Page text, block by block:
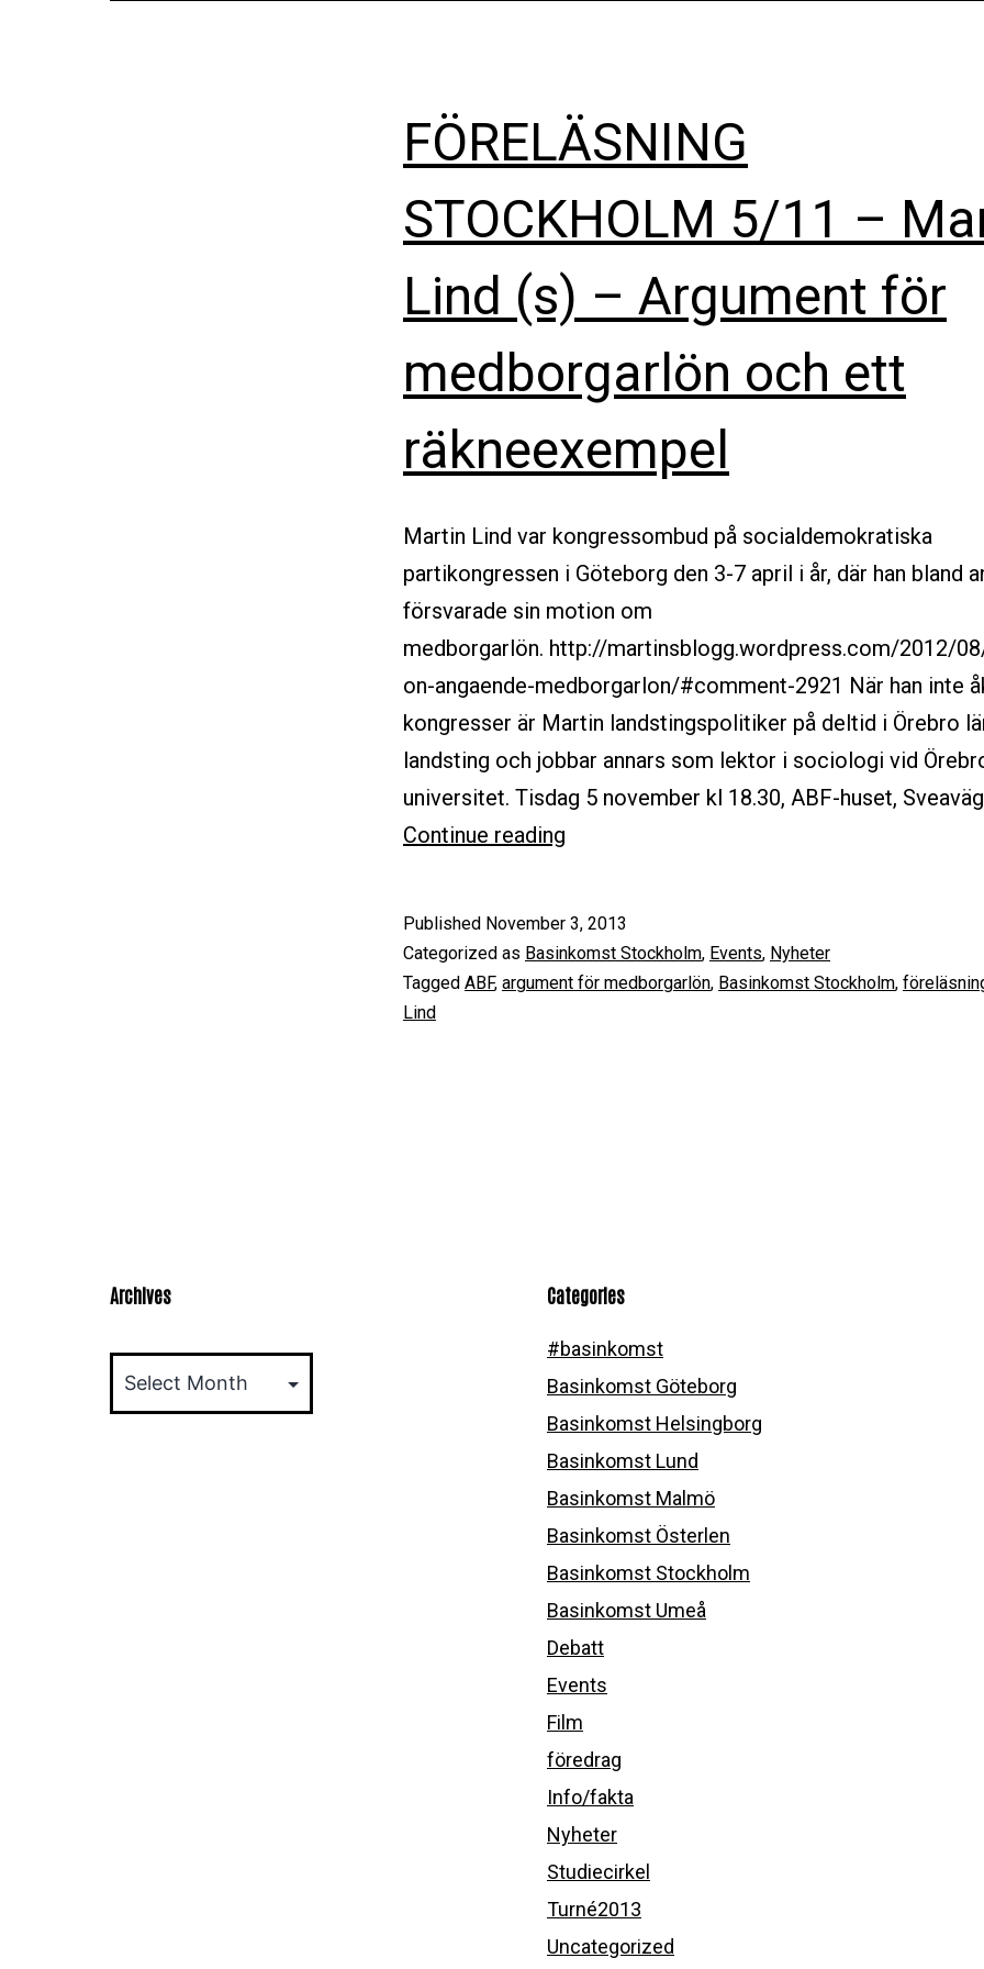
FÖRELÄSNING
STOCKHOLM 5/11 –
Lind (s) – Argument för
medborgarlön och ett
räkneexempel
Martin Lind var kongressombud på socialdemokratiska
partikongressen i Göteborg den 3-7 april i år, där han bland
försvarade sin motion om
medborgarlön. http://martinsblogg.wordpress.com/2012/
on-angaende-medborgarlon/#comment-2921 När han inte
kongresser är Martin landstingspolitiker på deltid i Örebro
landsting och jobbar annars som lektor i sociologi vid
universitet. Tisdag 5 november kl 18.30, ABF-huset,
Continue reading
–
Martin
ett
Published November 3, 2013
Categorized as Basinkomst Stockholm, Events, Nyheter
Tagged ABF, argument för medborgarlön, Basinkomst Stockholm,
Lind
Archives Categories
#basinkomst
Basinkomst Göteborg
Basinkomst Helsingborg
Basinkomst Lund
Basinkomst Malmö
Basinkomst Österlen
Basinkomst Stockholm
Basinkomst Umeå
Debatt
Events
Film
föredrag
Info/fakta
Nyheter
Studiecirkel
Turné2013
Uncategorized